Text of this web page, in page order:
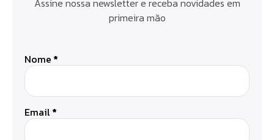
primeira mão
Nome *
Email*